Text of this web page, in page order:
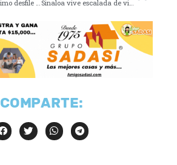
COMPARTE: